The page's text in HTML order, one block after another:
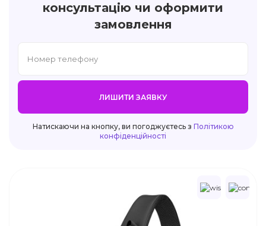
консультацію чи оформити
замовлення
ЛИШИТИ ЗАЯВКУ
Натискаючи на кнопку, ви погоджуєтесь з Політикою
конфіденційності